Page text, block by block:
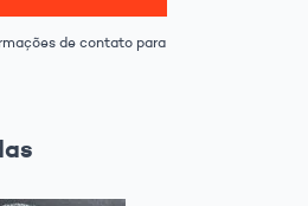
de contato para